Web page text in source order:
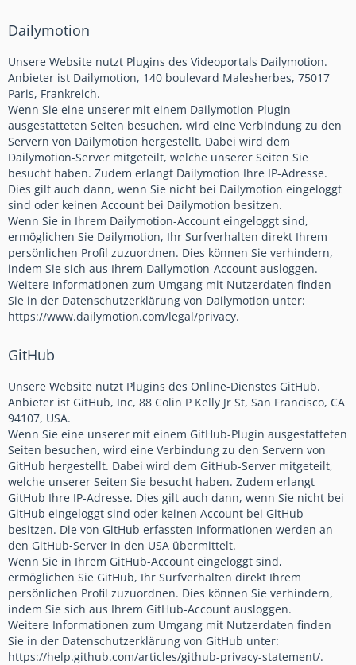
Dailymotion
Unsere Website nutzt Plugins des Videoportals Dailymotion.
Anbieter ist Dailymotion, 140 boulevard Malesherbes, 75017
Paris, Frankreich.
Wenn Sie eine unserer mit einem Dailymotion-Plugin
ausgestatteten Seiten besuchen, wird eine Verbindung zu den
Servern von Dailymotion hergestellt. Dabei wird dem
Dailymotion-Server mitgeteilt, welche unserer Seiten Sie
besucht haben. Zudem erlangt Dailymotion Ihre IP-Adresse.
Dies gilt auch dann, wenn Sie nicht bei Dailymotion eingeloggt
sind oder keinen Account bei Dailymotion besitzen.
Wenn Sie in Ihrem Dailymotion-Account eingeloggt sind,
ermöglichen Sie Dailymotion, Ihr Surfverhalten direkt Ihrem
persönlichen Profil zuzuordnen. Dies können Sie verhindern,
indem Sie sich aus Ihrem Dailymotion-Account ausloggen.
Weitere Informationen zum Umgang mit Nutzerdaten finden
Sie in der Datenschutzerklärung von Dailymotion unter:
https://www.dailymotion.com/legal/privacy.
GitHub
Unsere Website nutzt Plugins des Online-Dienstes GitHub.
Anbieter ist GitHub, Inc, 88 Colin P Kelly Jr St, San Francisco, CA
94107, USA.
Wenn Sie eine unserer mit einem GitHub-Plugin ausgestatteten
Seiten besuchen, wird eine Verbindung zu den Servern von
GitHub hergestellt. Dabei wird dem GitHub-Server mitgeteilt,
welche unserer Seiten Sie besucht haben. Zudem erlangt
GitHub Ihre IP-Adresse. Dies gilt auch dann, wenn Sie nicht bei
GitHub eingeloggt sind oder keinen Account bei GitHub
besitzen. Die von GitHub erfassten Informationen werden an
den GitHub-Server in den USA übermittelt.
Wenn Sie in Ihrem GitHub-Account eingeloggt sind,
ermöglichen Sie GitHub, Ihr Surfverhalten direkt Ihrem
persönlichen Profil zuzuordnen. Dies können Sie verhindern,
indem Sie sich aus Ihrem GitHub-Account ausloggen.
Weitere Informationen zum Umgang mit Nutzerdaten finden
Sie in der Datenschutzerklärung von GitHub unter:
https://help.github.com/articles/github-privacy-statement/.